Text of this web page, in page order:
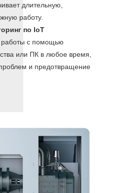
длительную,
работу.
по IoT
работы с помощью
или ПК в любое время,
и предотвращение